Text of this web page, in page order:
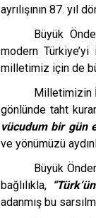
ayrılışının 87. yıl
Büyük
modern
milletimiz için de
Milletimizin
gönlünde taht
vücudum bir gün
ve yönümüzü
Büyük
bağlılıkla,
adanmış bu